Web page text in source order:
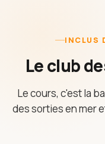
INCLUS
Le club
Le cours, c'est la
des sorties en mer